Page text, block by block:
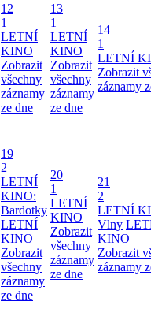
12
1
LETNÍ
KINO
Zobrazit
všechny
záznamy
ze dne
13
1
LETNÍ
KINO
Zobrazit
všechny
záznamy
ze dne
14
1
LETNÍ
Zobrazit
záznamy
19
2
LETNÍ
KINO:
Bardotky
LETNÍ
KINO
Zobrazit
všechny
záznamy
ze dne
20
1
LETNÍ
KINO
Zobrazit
všechny
záznamy
ze dne
21
2
LETNÍ
Vlny
KINO
Zobrazit
záznamy